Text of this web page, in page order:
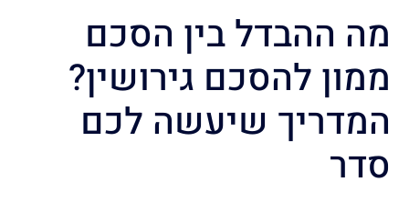
מה ההבדל בין הסכם
ממון להסכם גירושין?
המדריך שיעשה לכם
סדר